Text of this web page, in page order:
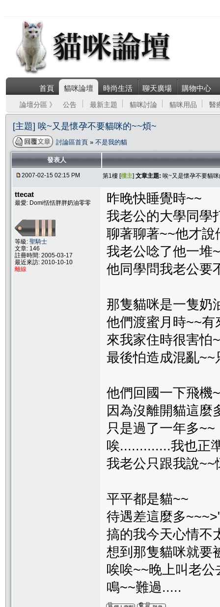
首頁 貓咪論壇 時尚生活 聊天廣場 購物中心
論壇分區 》 公告 最新主題 貓咪討論 貓咪用品 醫
[主題] 唉~又是懷孕不要貓咪的~~煩~
討論區首頁 » 不是我的貓
發表人
2007-02-15 02:15 PM 第1樓 [樓主] 文章主題: 唉~又是懷孕不要貓
ttecat
最愛: Domi恬恬胖胖奶油零零
等級: 聖騎士
文章: 146
註冊時間: 2005-03-17
最近來訪: 2010-10-10
離線
昨晚快睡覺時~~
我老公的大學同學
聊著聊著~~他才
我老公唸了他一堆
他同學問我老公要
那隻貓咪是一隻奶
他們渡蜜月時~~
來我家住時很害怕
最後怕造成混亂
他們回國一下飛機
因為沒離開貓這麼
只是過了一年多~~
唉.............我也正
我老公只跟我說
平平都是貓~~
待遇差這麼多
搞的我今天心情不
想到那隻貓咪就要
唉唉~~晚上叫老
鳴~~難過.....